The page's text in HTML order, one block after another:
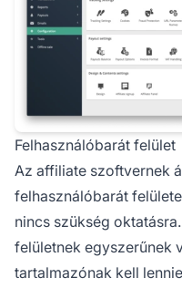
Felhasználóbarát felület
Az affiliate szoftvernek
felhasználóbarát
nincs szükség
felületnek egyszerűnek
tartalmazónak kell